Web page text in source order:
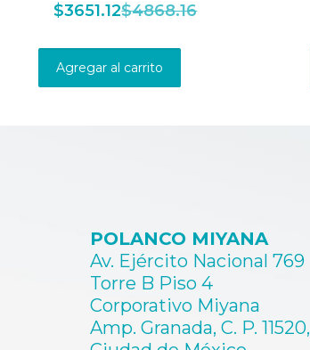
$3651.12$4868.16
Agregar al carrito
POLANCO MIYANA
Av. Ejército Nacional 769
Torre B Piso 4
Corporativo Miyana
Amp. Granada, C. P. 11520,